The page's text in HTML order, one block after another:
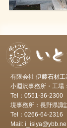
有限会社 伊藤石材工
小淵沢事務所・工場
Tel：0551-36-2300
境事務所：長野県諏
Tel：0266-64-2316
Mail: